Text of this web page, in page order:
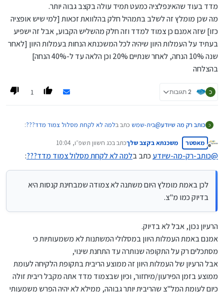
מדד בעוד שהאינפלציה כמעט תמיד עולה בקצב גבוה יותר.
מה שכן מומלץ זה לשלב בתמהיל חלק בהלוואת זכאות [למי שיש אופציה
כזו] שזה אמנם כן צמוד למדד וזה חלק מהשליש הקבוע, אבל זה ישפיע
בעתיד על העמלות היוון שיהיה לכל המשכנתא הנחות בעמלות היוון [לאחר
שנה 10% הנחה, לאחר שנתיים 20% וכן הלאה עד ל-40% הנחה]
בהצלחה
כ 2 תגובות 1
כ כותב רק מה שיודע@בית-שמש כתב בלמה לא לקחת מסלול צמוד מדד???:
לכן באמת מומלץ היום משתנה לא צמודה שמבחינת קנסות
היא בדיוק כמו מ"צ.
בהרבה מעל 2.5% . בד"כ 3.2 ומעלה.
ובל נשכח שכשנמחזר בעוד שנה שנתיים נגלה פתאום שהקרן
הצמודה למדד נשארה כמעט כמו שהייתה בעת לקיחתה.
מנותק
מאסטר משכנתא בקצב שלךכתב בכג חשוון תשפ״ו, 10:04
נערך לאחרונה על ידי
@כותב-רק-מה-שיודעכתב בלמה לא לקחת מסלול צמוד מדד???:
לכן באמת מומלץ היום משתנה לא צמודה שמבחינת קנסות היא
בדיוק כמו מ"צ.
הרעיון נכון, אבל לא בדיוק.
אמנם באמת העמלות היוון במסלולי המשתנות לא משמעותיות כי
מסתכלים רק על התקופה שנותרה עד התחנת שינוי,
אבל הרעיון של העמלות היוון זה ממוצע הריבית בתקופת הלקיחה לעומת
ממוצע בזמן הפירעון/מיחזור, וכיון שבצמוד מדד אתה מקבל ריבית זולה
כיום לעומת המל"צ שהריבית יותר גבוהה, ממילא לא יהיה הפרש משמעותי